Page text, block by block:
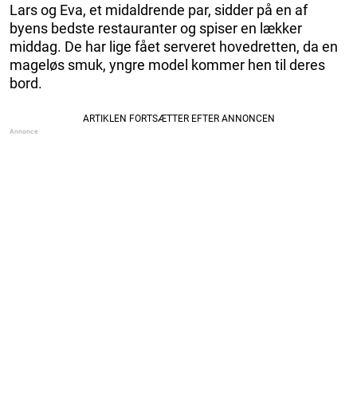
Lars og Eva, et midaldrende par, sidder på en af
byens bedste restauranter og spiser en lækker
middag. De har lige fået serveret hovedretten, da en
mageløs smuk, yngre model kommer hen til deres
bord.